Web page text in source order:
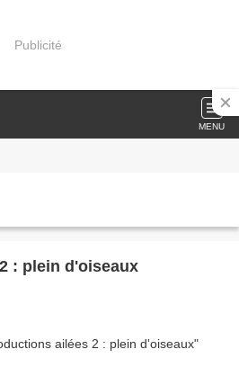
Publicité
MENU
: plein d'oiseaux